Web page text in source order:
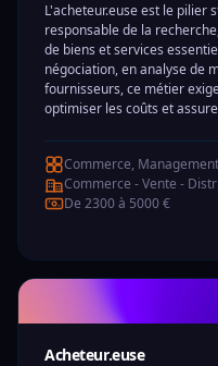
L'acheteur.euse est le pilier
responsable de la
de biens et services
négociation, en analyse de
fournisseurs, ce métier
optimiser les coûts et
Commerce,
Commerce - Vente -
De 2300 à 5000 €
Acheteur.euse